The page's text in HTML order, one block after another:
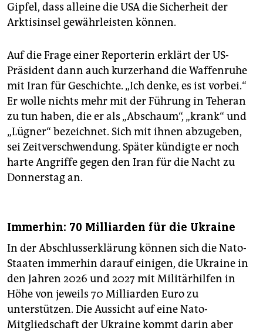
Gipfel, dass alleine die USA die Sicherheit der
Arktisinsel gewährleisten können.
Auf die Frage einer Reporterin erklärt der US-
Präsident dann auch kurzerhand die Waffenruhe
mit Iran für Geschichte. „Ich denke, es ist vorbei.“
Er wolle nichts mehr mit der Führung in Teheran
zu tun haben, die er als „Abschaum“, „krank“ und
„Lügner“ bezeichnet. Sich mit ihnen abzugeben,
sei Zeitverschwendung. Später kündigte er noch
harte Angriffe gegen den Iran für die Nacht zu
Donnerstag an.
Immerhin: 70 Milliarden für die Ukraine
In der Abschlusserklärung können sich die Nato-
Staaten immerhin darauf einigen, die Ukraine in
den Jahren 2026 und 2027 mit Militärhilfen in
Höhe von jeweils 70 Milliarden Euro zu
unterstützen. Die Aussicht auf eine Nato-
Mitgliedschaft der Ukraine kommt darin aber